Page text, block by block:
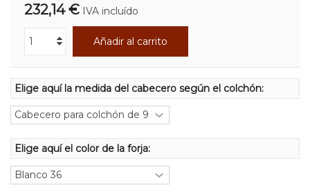
232,14 € IVA incluído
Añadir al carrito
Elige aquí la medida del cabecero según el colchón:
Elige aquí el color de la forja: